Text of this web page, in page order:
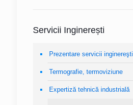
Servicii Inginerești
Prezentare servicii inginereşti
Termografie, termoviziune
Expertiză tehnică industrială